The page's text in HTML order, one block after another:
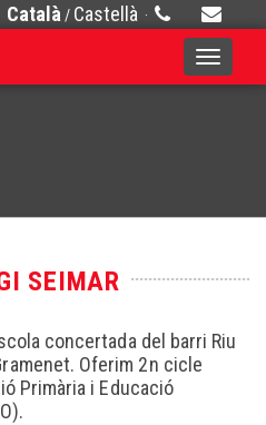
Català / Castellà ·
Toggle
SEIMAR
concertada del barri Riu
Oferim 2n cicle
Primària i Educació